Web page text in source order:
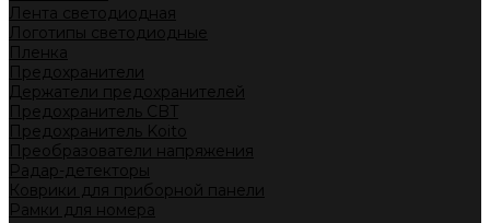
Лента светодиодная
Логотипы светодиодные
Пленка
Предохранители
Держатели предохранителей
Предохранитель CBT
Предохранитель Koito
Преобразователи напряжения
Радар-детекторы
Коврики для приборной панели
Рамки для номера